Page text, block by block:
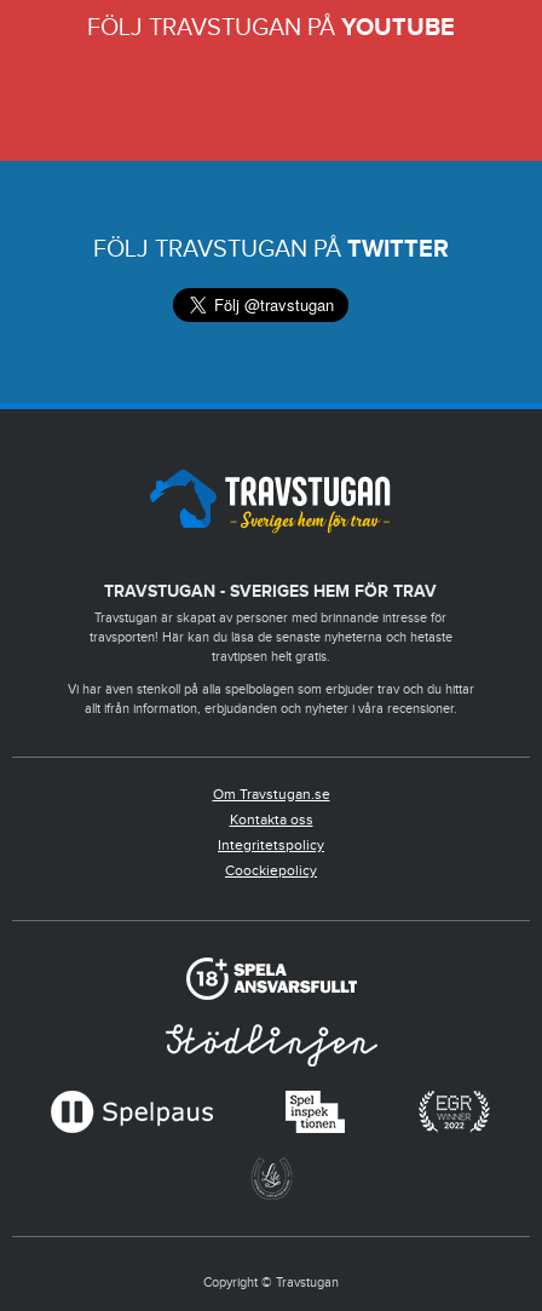
FÖLJ TRAVSTUGAN PÅ YOUTUBE
FÖLJ TRAVSTUGAN PÅ TWITTER
TRAVSTUGAN - SVERIGES HEM FÖR TRAV
Travstugan är skapat av personer med brinnande intresse för
travsporten! Här kan du läsa de senaste nyheterna och hetaste
travtipsen helt gratis.
Vi har även stenkoll på alla spelbolagen som erbjuder trav och du hittar
allt ifrån information, erbjudanden och nyheter i våra recensioner.
Om Travstugan.se
Kontakta oss
Integritetspolicy
Coockiepolicy
Copyright © Travstugan